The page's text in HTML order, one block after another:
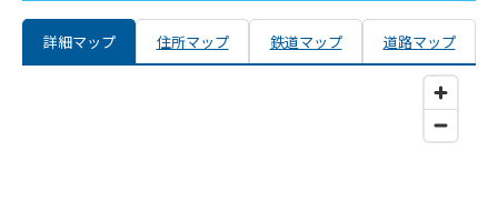
詳細マップ 住所マップ 鉄道マップ 道路マップ